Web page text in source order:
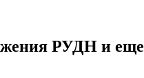
РУДН и